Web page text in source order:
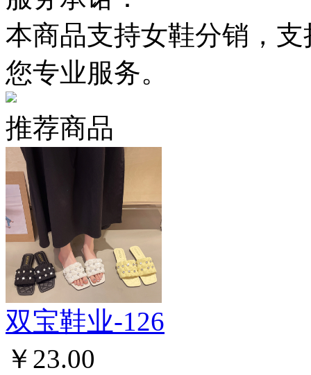
本商品支持女鞋分销，
您专业服务。
推荐商品
双宝鞋业-126
￥23.00